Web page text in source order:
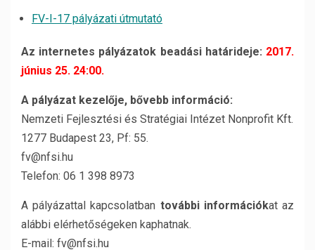
FV-I-17 pályázati útmutató
Az internetes pályázatok beadási határideje: 2017.
június 25. 24:00.
A pályázat kezelője, bővebb információ:
Nemzeti Fejlesztési és Stratégiai Intézet Nonprofit Kft.
1277 Budapest 23, Pf: 55.
fv@nfsi.hu
Telefon: 06 1 398 8973
A pályázattal kapcsolatban további információkat az
alábbi elérhetőségeken kaphatnak.
E-mail: fv@nfsi.hu